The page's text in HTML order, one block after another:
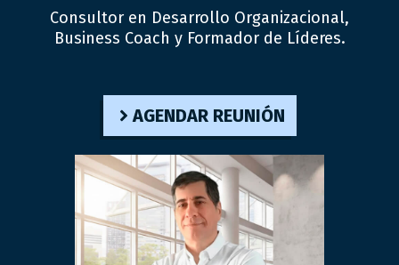
Consultor en Desarrollo Organizacional,
Business Coach y Formador de Líderes.
AGENDAR REUNIÓN